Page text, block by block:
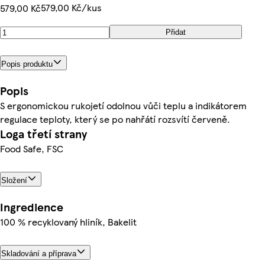
579,00 Kč579,00 Kč/kus
Přidat
Popis produktu
Popis
S ergonomickou rukojetí odolnou vůči teplu a indikátorem
regulace teploty, který se po nahřátí rozsvítí červeně.
Loga třetí strany
Food Safe, FSC
Složení
Ingredience
100 % recyklovaný hliník, Bakelit
Skladování a příprava